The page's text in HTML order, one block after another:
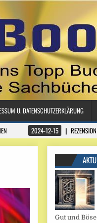
U. DATENSCHUTZERKLÄRUNG
2024-12-15
Gut und